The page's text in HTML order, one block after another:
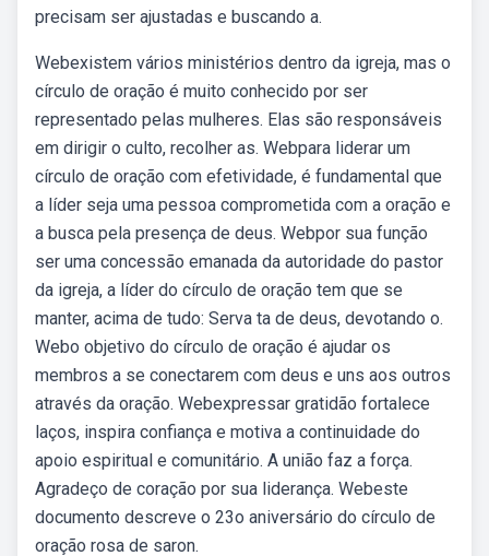
precisam ser ajustadas e buscando a.
Webexistem vários ministérios dentro da igreja, mas o
círculo de oração é muito conhecido por ser
representado pelas mulheres. Elas são responsáveis
em dirigir o culto, recolher as. Webpara liderar um
círculo de oração com efetividade, é fundamental que
a líder seja uma pessoa comprometida com a oração e
a busca pela presença de deus. Webpor sua função
ser uma concessão emanada da autoridade do pastor
da igreja, a líder do círculo de oração tem que se
manter, acima de tudo: Serva ta de deus, devotando o.
Webo objetivo do círculo de oração é ajudar os
membros a se conectarem com deus e uns aos outros
através da oração. Webexpressar gratidão fortalece
laços, inspira confiança e motiva a continuidade do
apoio espiritual e comunitário. A união faz a força.
Agradeço de coração por sua liderança. Webeste
documento descreve o 23o aniversário do círculo de
oração rosa de saron.